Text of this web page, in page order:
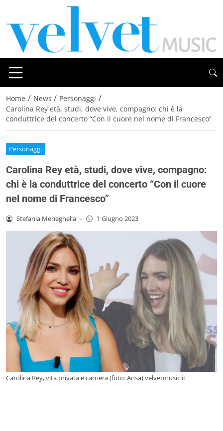
Home / News / Personaggi /
Carolina Rey età, studi, dove vive, compagno: chi è la
conduttrice del concerto “Con il cuore nel nome di Francesco”
Personaggi
Carolina Rey età, studi, dove vive, compagno:
chi è la conduttrice del concerto “Con il cuore
nel nome di Francesco”
Stefania Meneghella - 1 Giugno 2023
Carolina Rey, vita privata e carriera (foto: Ansa) velvetmusic.it